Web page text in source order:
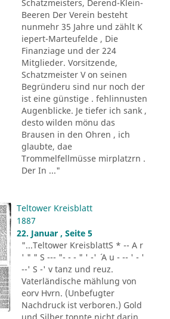
Schatzmeisters, Derend-Klein-
Beeren Der Verein besteht
nunmehr 35 Jahre und zählt K
iepert-Marteufelde , Die
Finanziage und der 224
Mitglieder. Vorsitzende,
Schatzmeister V on seinen
Begründeru sind nur noch der
ist eine günstige . fehlinnusten
Augenblicke. Je tiefer ich sank ,
desto wilden mönu das
Brausen in den Ohren , ich
glaubte, dae
Trommelfellmüsse mirplatzrn .
Der In ..."
Teltower Kreisblatt
1887
22. Januar , Seite 5
"...Teltower KreisblattS * -- A r
' " " S --- "- - - " ' -' ´ A u - -- ' - '
--' S -' v tanz und reuz.
Vaterländische mählung von
eorv Hvrn. (Unbefugter
Nachdruck ist verboren.) Gold
und Silber tonnte nicht darin